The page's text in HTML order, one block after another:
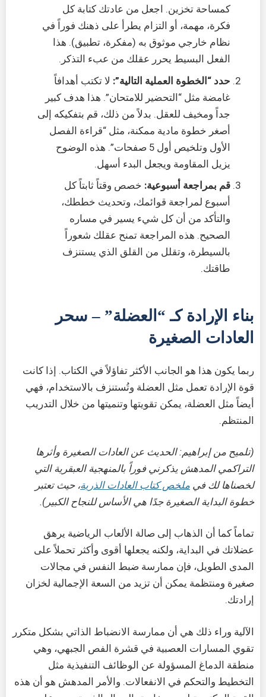
كمساحة تخزين. اجعل من عادتك كتابة كل
فكرة، مهمة، أو التزام يطرأ على ذهنك فوراً في
نظام خارجي موثوق به (مفكرة، تطبيق). هذا
الفعل البسيط يحرر عقلك من عبء التذكر.
حدد “الخطوة العملية التالية”: لا تكتب أهدافاً
غامضة مثل “التحضير للامتحان”. هذا هدف كبير
جداً ومخيف للعقل. بدلاً من ذلك، قم بتفكيكه إلى
أصغر خطوة مادية ممكنة، مثل “قراءة الفصل
الأول وتلخيص أول 5 صفحات”. هذه الوضوح
يزيل المقاومة ويجعل البدء أسهل.
قم بمراجعة أسبوعية: خصص وقتاً ثابتاً كل
أسبوع لمراجعة قوائمك، وتحديث خططك،
والتأكد من أن كل شيء يسير في مساره
الصحيح. هذه المراجعة تمنح عقلك شعوراً
بالسيطرة، وتقلل من القلق الذي يستنزف
طاقتك.
بناء الإرادة كـ “العضلة” – سحر
العادات الصغيرة
ربما يكون هذا هو الجانب الأكثر تفاؤلاً في الكتاب. إذا كانت
قوة الإرادة تعمل مثل العضلة وتُستنزف بالاستخدام، فهي
أيضاً مثل العضلة، يمكن تقويتها وتنميتها من خلال التدريب
المنتظم.
(تلميح من إبراهيم: الحديث عن العادات الصغيرة وأثرها
التراكمي المدهش يذكرني فوراً بالمنهجية العبقرية التي
لخصناها لك في ملخص كتاب العادات الذرية، حيث تعتبر
خطوة البداية الصغيرة جدًا هي الأساس للنجاح الكبير).
تماماً كما أن الذهاب إلى صالة الألعاب الرياضية يرهق
عضلاتك في البداية، ولكنه يجعلها أقوى وأكثر تحملاً على
المدى الطويل، فإن ممارسة ضبط النفس في مجالات
صغيرة ومنتظمة يمكن أن تزيد من السعة الإجمالية لخزان
إرادتك.
الآلية وراء ذلك هي أن ممارسة الانضباط الذاتي بشكل متكرر
تقوي المسارات العصبية في قشرة الفص الجبهي، وهي
منطقة الدماغ المسؤولة عن الوظائف التنفيذية مثل
التخطيط والتحكم في الانفعالات. والأمر المدهش هو أن هذه